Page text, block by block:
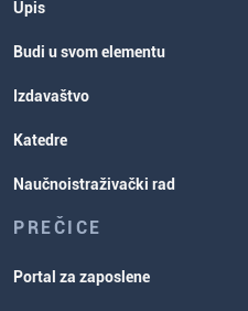
Upis
Budi u svom elementu
Izdavaštvo
Katedre
Naučnoistraživački rad
PREČICE
Portal za zaposlene